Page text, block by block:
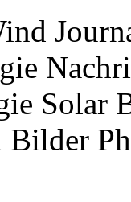
Solar